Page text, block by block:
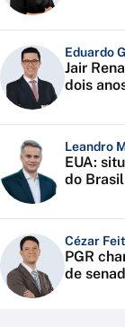
Eduardo
Jair
dois
Leandro
EUA:
do Brasil
Cézar
PGR
de